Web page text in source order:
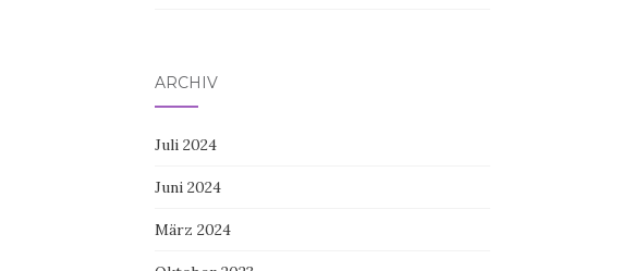
ARCHIV
Juli 2024
Juni 2024
März 2024